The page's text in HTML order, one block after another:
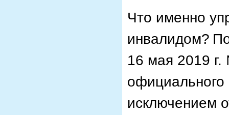
Что именно
инвалидом?
16 мая 2019 г.
официального
исключением